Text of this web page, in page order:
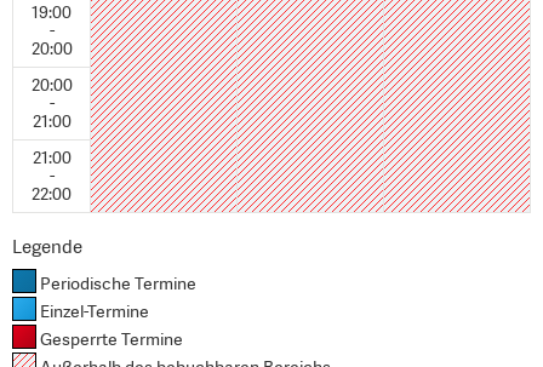
19:00
-
20:00
20:00
-
21:00
21:00
-
22:00
Legende
Periodische Termine
Einzel-Termine
Gesperrte Termine